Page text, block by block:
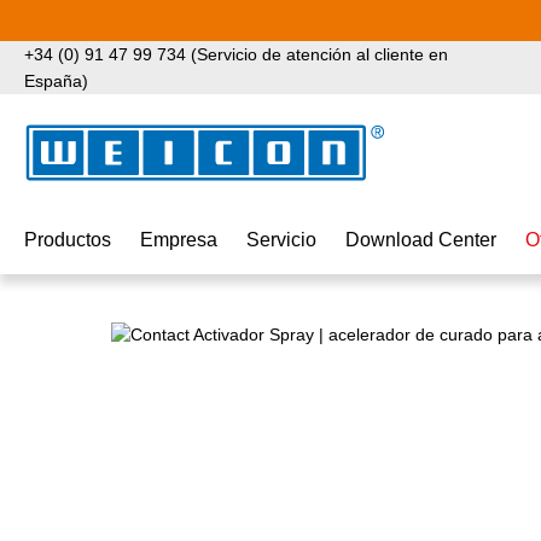
+34 (0) 91 47 99 734 (Servicio de atención al cliente en
España)
Productos Empresa Servicio Download Center
Omitir galería de imágenes